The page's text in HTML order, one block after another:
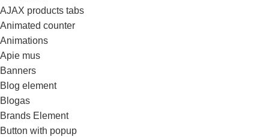
AJAX products tabs
Animated counter
Animations
Apie mus
Banners
Blog element
Blogas
Brands Element
Button with popup